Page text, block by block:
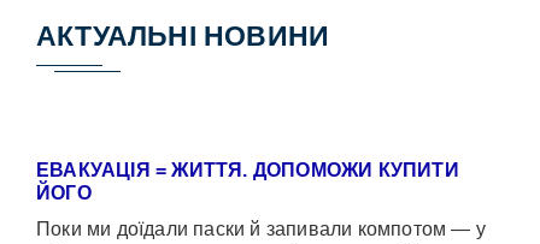
АКТУАЛЬНІ НОВИНИ
ЕВАКУАЦІЯ = ЖИТТЯ. ДОПОМОЖИ КУПИТИ
ЙОГО
Поки ми доїдали паски й запивали компотом — у